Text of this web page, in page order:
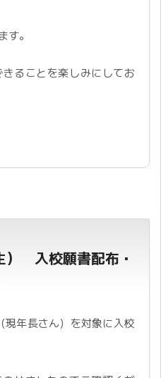
す。
ることを楽しみにしてお
入校願書配布・
年長さん）を対象に入校